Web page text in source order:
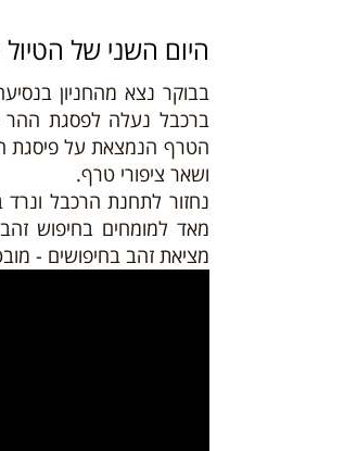
היום השני של הטיול יום
בבוקר נצא מהחניון
הטרף הנמצאת על פיסגת
ושאר ציפורי טרף.
נחזור לתחנת הרכבל
מאד למומחים בחיפוש
מציאת זהב בחיפושים -